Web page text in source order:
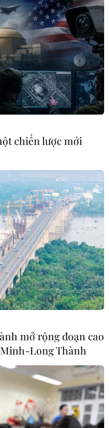
chiến lược mới
mở rộng đoạn cao
Long Thành